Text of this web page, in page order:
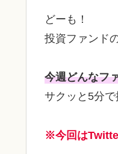
どーも！
投資ファンド
今週どんなフ
サクッと5分で
※今回は